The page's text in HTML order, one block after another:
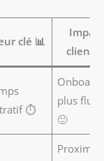
clé 📊
Impact
client
⏱️
plus
🙂
Proximité